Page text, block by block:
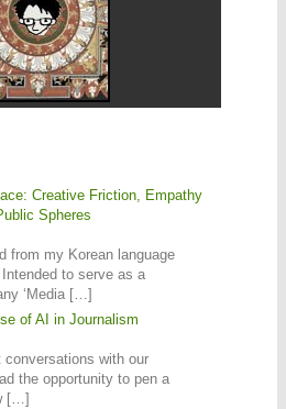
Creative Friction, Empathy
Spheres
from my Korean language
to serve as a
‘Media […]
of AI in Journalism
conversations with our
the opportunity to pen a
[…]